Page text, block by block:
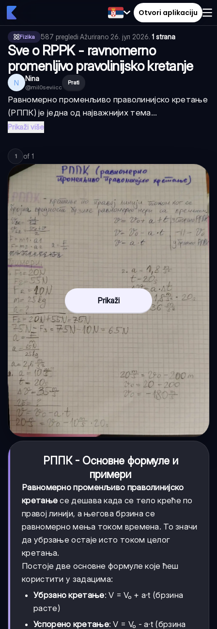
Otvori aplikaciju
Fizika 587 pregledi·Ažurirano 26. јул 2026.·1 strana
Sve o RPPK - ravnomerno
promenljivo pravolinijsko kretanje
N Nina
@mil0seviicc
Prati
Равномерно променљиво праволинијско кретање
(РППК) је једна од најважнијих тема...
Prikaži više
1 of 1
Prikaži
РППК - Основне формуле и
примери
Равномерно променљиво праволинијско
кретање се дешава када се тело креће по
правој линији, а његова брзина се
равномерно мења током времена. То значи
да убрзање остаје исто током целог
кретања.
Постоје две основне формуле које ћеш
користити у задацима:
Убрзано кретање: V = V₀ + a·t (брзина
расте)
Успорено кретање: V = V₀ - a·t (брзина